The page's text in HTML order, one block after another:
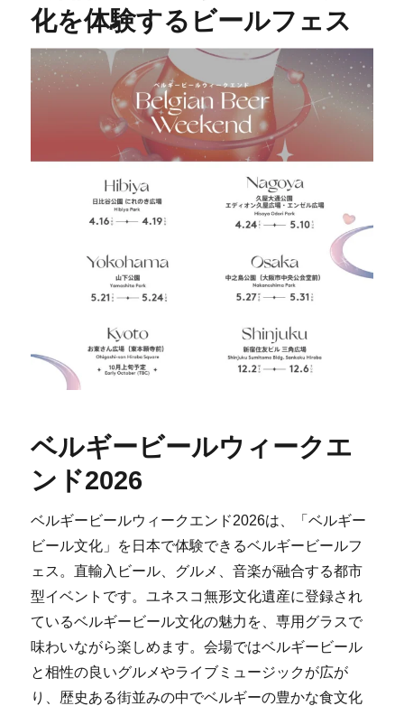
化を体験するビールフェス
ベルギービールウィークエ
ンド2026
ベルギービールウィークエンド2026は、「ベルギー
ビール文化」を日本で体験できるベルギービールフ
ェス。直輸入ビール、グルメ、音楽が融合する都市
型イベントです。ユネスコ無形文化遺産に登録され
ているベルギービール文化の魅力を、専用グラスで
味わいながら楽しめます。会場ではベルギービール
と相性の良いグルメやライブミュージックが広が
り、歴史ある街並みの中でベルギーの豊かな食文化